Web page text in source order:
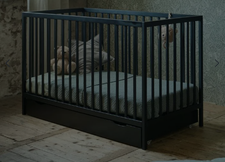
KLIK EN BESTEL
Kies een matras met 10 € korting
BABY MATRAS «NOVA» PREMIUM
SCHUIM | 60 X 120 CM
74,95 64,95
Stevig matras van duurzaam schuim. Voor goede
ondersteuning van de slaaphouding.